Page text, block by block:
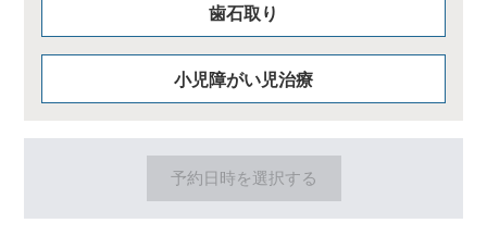
歯石取り
小児障がい児治療
予約日時を選択する